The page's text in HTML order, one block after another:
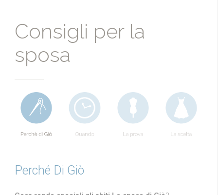
Consigli per la
sposa
Perché Di Giò